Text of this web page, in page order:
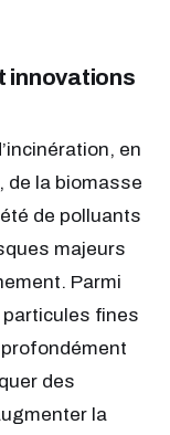
innovations
en
la biomasse
de polluants
majeurs
Parmi
fines
des
la